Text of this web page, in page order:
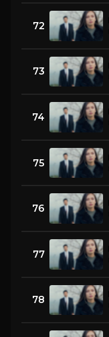
72
73
74
75
76
77
78